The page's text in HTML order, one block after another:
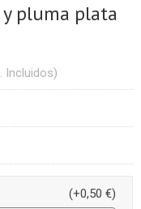
pluma plata
Incluidos)
(+0,50 €)